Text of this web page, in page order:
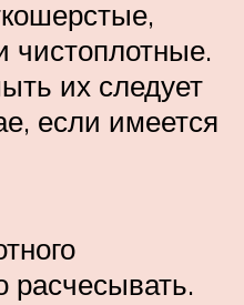
чистоплотные.
их следует
если имеется
расчесывать.